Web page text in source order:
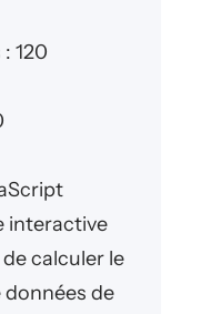
: 120
interactive
calculer le
de